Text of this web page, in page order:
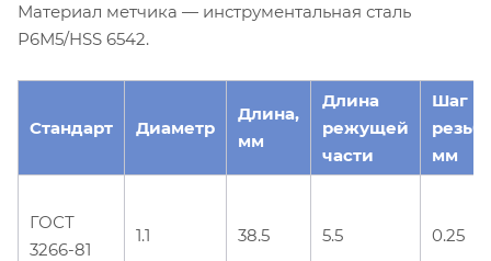
Материал метчика — инструментальная сталь
Р6М5/HSS 6542.
Стандарт Диаметр
Длина,
мм
Длина
режущей
части
Шаг
мм
ГОСТ
3266-81
1.1 38.5 5.5 0.25